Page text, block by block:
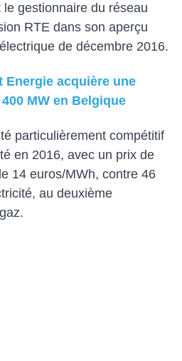
le gestionnaire du réseau
RTE dans son aperçu
de décembre 2016.
Energie acquière une
MW en Belgique
particulièrement compétitif
en 2016, avec un prix de
14 euros/MWh, contre 46
au deuxième